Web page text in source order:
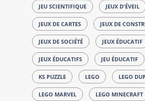
JEU SCIENTIFIQUE JEUX D'ÉVEIL
JEUX DE CARTES JEUX DE
JEUX DE SOCIÉTÉ JEUX ÉDUCATIF
JEUX ÉDUCATIFS JEU ÉDUCATIF
KS PUZZLE LEGO LEGO
LEGO MARVEL LEGO MINECRAFT